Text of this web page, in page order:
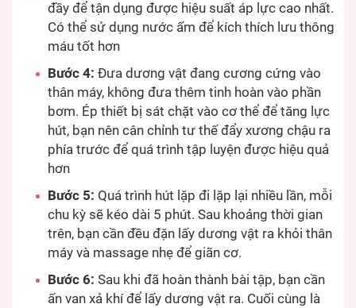
đầy để tận dụng được hiệu suất áp lực cao nhất.
Có thể sử dụng nước ấm để kích thích lưu thông
máu tốt hơn
Bước 4: Đưa dương vật đang cương cứng vào
thân máy, không đưa thêm tinh hoàn vào phần
bơm. Ép thiết bị sát chặt vào cơ thể để tăng lực
hút, bạn nên cân chỉnh tư thế đẩy xương chậu ra
phía trước để quá trình tập luyện được hiệu quả
hơn
Bước 5: Quá trình hút lặp đi lặp lại nhiều lần, mỗi
chu kỳ sẽ kéo dài 5 phút. Sau khoảng thời gian
trên, bạn cần đều đặn lấy dương vật ra khỏi thân
máy và massage nhẹ để giãn cơ.
Bước 6: Sau khi đã hoàn thành bài tập, bạn cần
ấn van xả khí để lấy dương vật ra. Cuối cùng là